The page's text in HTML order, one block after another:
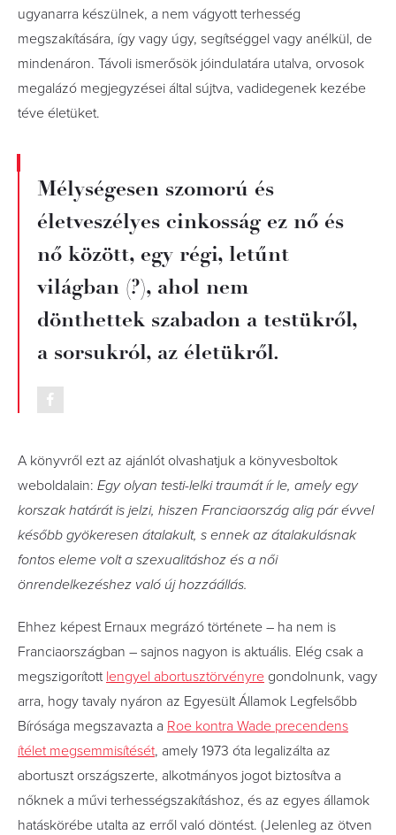
ugyanarra készülnek, a nem vágyott terhesség
megszakítására, így vagy úgy, segítséggel vagy anélkül, de
mindenáron. Távoli ismerősök jóindulatára utalva, orvosok
megalázó megjegyzései által sújtva, vadidegenek kezébe
téve életüket.
Mélységesen szomorú és
életveszélyes cinkosság ez nő és
nő között, egy régi, letűnt
világban (?), ahol nem
dönthettek szabadon a testükről,
a sorsukról, az életükről.
A könyvről ezt az ajánlót olvashatjuk a könyvesboltok
weboldalain: Egy olyan testi-lelki traumát ír le, amely egy
korszak határát is jelzi, hiszen Franciaország alig pár évvel
később gyökeresen átalakult, s ennek az átalakulásnak
fontos eleme volt a szexualitáshoz és a női
önrendelkezéshez való új hozzáállás.
Ehhez képest Ernaux megrázó története – ha nem is
Franciaországban – sajnos nagyon is aktuális. Elég csak a
megszigorított lengyel abortusztörvényre gondolnunk, vagy
arra, hogy tavaly nyáron az Egyesült Államok Legfelsőbb
Bírósága megszavazta a Roe kontra Wade precendens
ítélet megsemmisítését, amely 1973 óta legalizálta az
abortuszt országszerte, alkotmányos jogot biztosítva a
nőknek a művi terhességszakításhoz, és az egyes államok
hatáskörébe utalta az erről való döntést. (Jelenleg az ötven